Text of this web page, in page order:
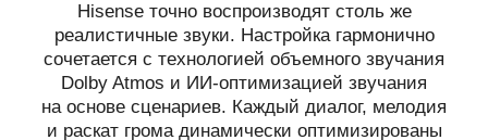
Hisense точно воспроизводят столь же
реалистичные звуки. Настройка гармонично
сочетается с технологией объемного звучания
Dolby Atmos и ИИ-оптимизацией звучания
на основе сценариев. Каждый диалог, мелодия
и раскат грома динамически оптимизированы